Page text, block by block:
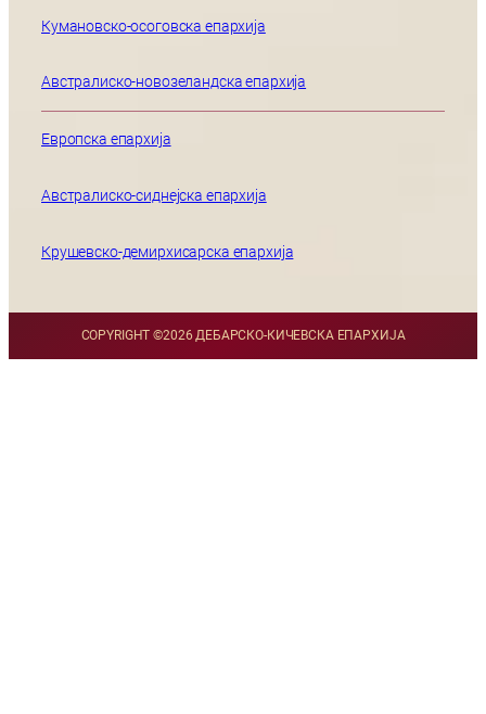
Кумановско-осоговска епархија
Австралиско-новозеландска епархија
Европска епархија
Австралиско-сиднејска епархија
Крушевско-демирхисарска епархија
COPYRIGHT ©2026 ДЕБАРСКО-КИЧЕВСКА ЕПАРХИЈА